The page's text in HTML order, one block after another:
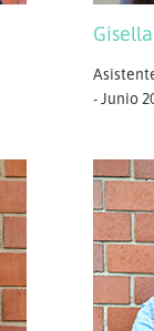
- Junio